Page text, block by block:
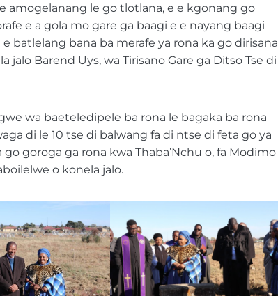
amogelanang le go tlotlana, e e kgonang go
e a gola mo gare ga baagi e e nayang baagi
batlelang bana ba merafe ya rona ka go dirisana
Barend Uys, wa Tirisano Gare ga Ditso Tse di
wa baeteledipele ba rona le bagaka ba rona
di le 10 tse di balwang fa di ntse di feta go ya
goroga ga rona kwa Thaba’Nchu o, fa Modimo
o konela jalo.